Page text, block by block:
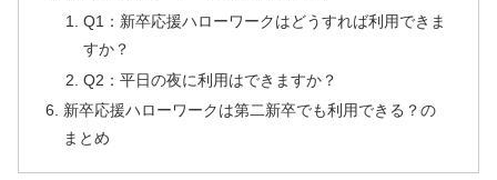
Q1：新卒応援ハローワークはどうすれば利用できま
すか？
Q2：平日の夜に利用はできますか？
新卒応援ハローワークは第二新卒でも利用できる？の
まとめ